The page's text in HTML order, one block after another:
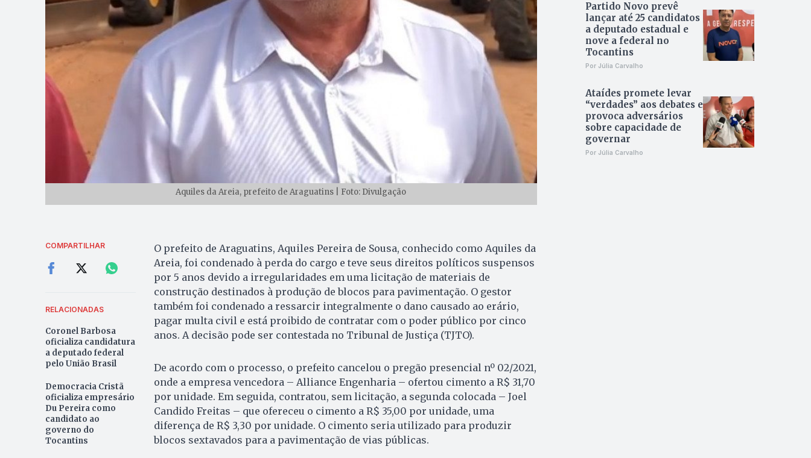
Aquiles da Areia, prefeito de Araguatins | Foto: Divulgação
COMPARTILHAR
RELACIONADAS
Coronel Barbosa
oficializa candidatura
a deputado federal
pelo União Brasil
Democracia Cristã
oficializa empresário
Du Pereira como
candidato ao
governo do
Tocantins
O prefeito de Araguatins, Aquiles Pereira de Sousa, conhecido como Aquiles da
Areia, foi condenado à perda do cargo e teve seus direitos políticos suspensos
por 5 anos devido a irregularidades em uma licitação de materiais de
construção destinados à produção de blocos para pavimentação. O gestor
também foi condenado a ressarcir integralmente o dano causado ao erário,
pagar multa civil e está proibido de contratar com o poder público por cinco
anos. A decisão pode ser contestada no Tribunal de Justiça (TJTO).
De acordo com o processo, o prefeito cancelou o pregão presencial nº 02/2021,
onde a empresa vencedora – Alliance Engenharia – ofertou cimento a R$ 31,70
por unidade. Em seguida, contratou, sem licitação, a segunda colocada – Joel
Candido Freitas – que ofereceu o cimento a R$ 35,00 por unidade, uma
diferença de R$ 3,30 por unidade. O cimento seria utilizado para produzir
blocos sextavados para a pavimentação de vias públicas.
Partido Novo prevê
lançar até 25 candidatos
a deputado estadual e
nove a federal no
Tocantins
Por Júlia Carvalho
Ataídes promete levar
“verdades” aos debates e
provoca adversários
sobre capacidade de
governar
Por Júlia Carvalho